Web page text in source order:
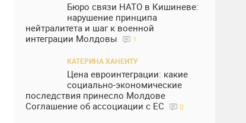
Бюро связи НАТО в Кишиневе:
нарушение принципа
нейтралитета и шаг к военной
интеграции Молдовы
1
КАТЕРИНА ХАНЕИТУ
Цена евроинтеграции: какие
социально-экономические
последствия принесло Молдове
Соглашение об ассоциации с ЕС
0